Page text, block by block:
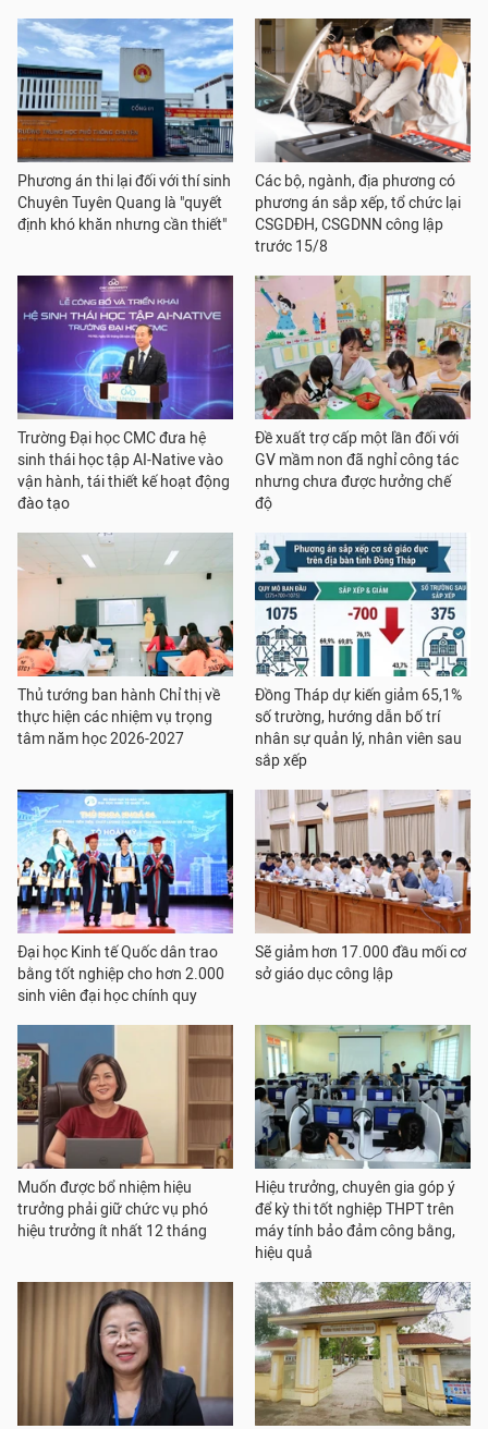
Phương án thi lại đối với thí sinh
Chuyên Tuyên Quang là "quyết
định khó khăn nhưng cần thiết"
Các bộ, ngành, địa phương có
phương án sắp xếp, tổ chức lại
CSGDĐH, CSGDNN công lập
trước 15/8
Trường Đại học CMC đưa hệ
sinh thái học tập AI-Native vào
vận hành, tái thiết kế hoạt động
đào tạo
Đề xuất trợ cấp một lần đối với
GV mầm non đã nghỉ công tác
nhưng chưa được hưởng chế
độ
Thủ tướng ban hành Chỉ thị về
thực hiện các nhiệm vụ trọng
tâm năm học 2026-2027
Đồng Tháp dự kiến giảm 65,1%
số trường, hướng dẫn bố trí
nhân sự quản lý, nhân viên sau
sắp xếp
Đại học Kinh tế Quốc dân trao
bằng tốt nghiệp cho hơn 2.000
sinh viên đại học chính quy
Sẽ giảm hơn 17.000 đầu mối cơ
sở giáo dục công lập
Muốn được bổ nhiệm hiệu
trưởng phải giữ chức vụ phó
hiệu trưởng ít nhất 12 tháng
Hiệu trưởng, chuyên gia góp ý
để kỳ thi tốt nghiệp THPT trên
máy tính bảo đảm công bằng,
hiệu quả